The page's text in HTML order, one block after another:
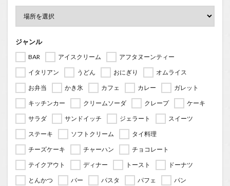
ジャンル
BAR アイスクリーム
アフタヌーンティー
イタリアン
うどん おにぎり
オムライス
お弁当
かき氷 カフェ カレー
ガレット
キッチンカー
クリームソーダ クレープ
ケーキ
サラダ
サンドイッチ ジェラート
スイーツ
ステーキ
ソフトクリーム
タイ料理
チーズケーキ
チャーハン
チョコレート
テイクアウト
ディナー トースト
ドーナツ
とんかつ
バー パスタ パフェ
パン